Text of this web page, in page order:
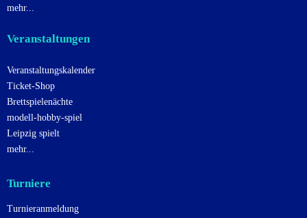
mehr...
Veranstaltungen
Veranstaltungskalender
Ticket-Shop
Brettspielenächte
modell-hobby-spiel
Leipzig spielt
mehr...
Turniere
Turnieranmeldung